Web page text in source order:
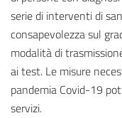
serie di interventi di
consapevolezza sul
modalità di
ai test. Le misure
pandemia Covid-19
servizi.